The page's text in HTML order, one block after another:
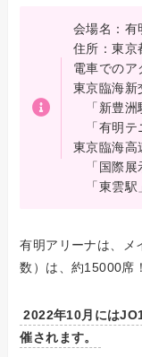
会場名：有
住所：東京
電車でのア
東京臨海新
「新豊洲
「有明テ
東京臨海高
「国際展
「東雲駅
有明アリーナは、メ
数）は、約15000席！
2022年10月には
催されます。